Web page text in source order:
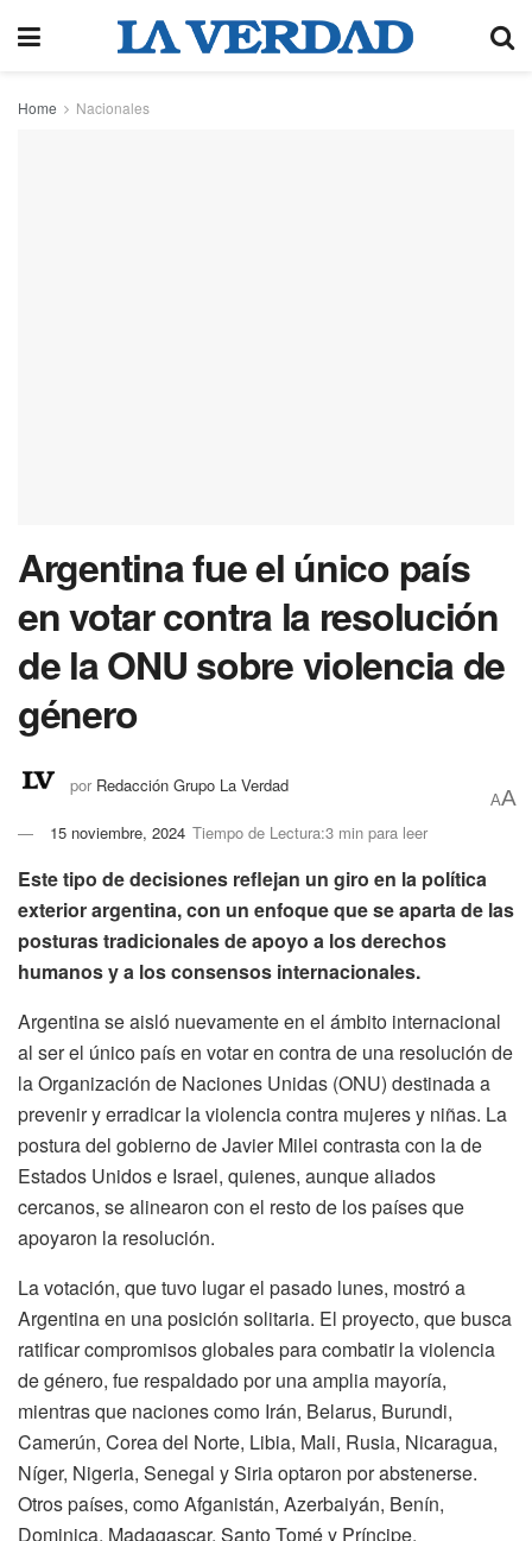
Home Nacionales
Argentina fue el único país
en votar contra la resolución
de la ONU sobre violencia de
género
por Redacción Grupo La Verdad
15 noviembre, 2024 Tiempo de Lectura:3 min para leer
AA
Este tipo de decisiones reflejan un giro en la política
exterior argentina, con un enfoque que se aparta de las
posturas tradicionales de apoyo a los derechos
humanos y a los consensos internacionales.
Argentina se aisló nuevamente en el ámbito internacional
al ser el único país en votar en contra de una resolución de
la Organización de Naciones Unidas (ONU) destinada a
prevenir y erradicar la violencia contra mujeres y niñas. La
postura del gobierno de Javier Milei contrasta con la de
Estados Unidos e Israel, quienes, aunque aliados
cercanos, se alinearon con el resto de los países que
apoyaron la resolución.
La votación, que tuvo lugar el pasado lunes, mostró a
Argentina en una posición solitaria. El proyecto, que busca
ratificar compromisos globales para combatir la violencia
de género, fue respaldado por una amplia mayoría,
mientras que naciones como Irán, Belarus, Burundi,
Camerún, Corea del Norte, Libia, Mali, Rusia, Nicaragua,
Níger, Nigeria, Senegal y Siria optaron por abstenerse.
Otros países, como Afganistán, Azerbaiyán, Benín,
Dominica, Madagascar, Santo Tomé y Príncipe,